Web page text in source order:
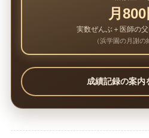
月800
実数ぜんぶ＋医師の
（浜学園の月謝の
成績記録の案内